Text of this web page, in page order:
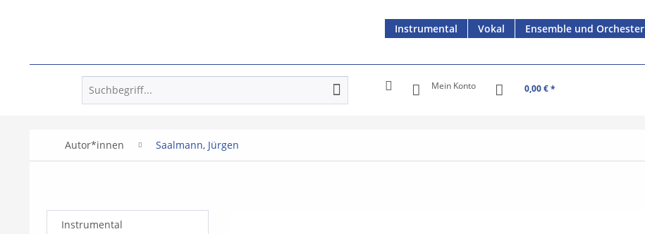
Instrumental Vokal Ensemble und Orchester
Mein Konto 0,00 € *
Autor*innen Saalmann, Jürgen
Instrumental